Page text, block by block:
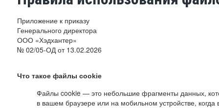
Приложение к приказу
Генерального директора
ООО «Хэдхантер»
№ 02/05-ОД от 13.02.2026
Что такое файлы cookie
Файлы cookie — это небольшие фрагменты данных,
в вашем браузере или на мобильном устройстве,